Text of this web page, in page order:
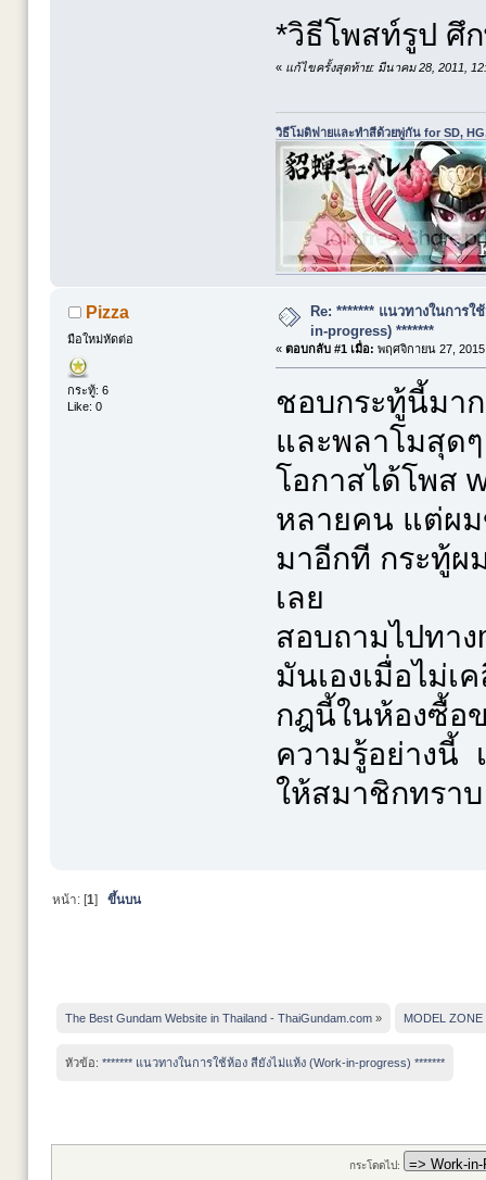
*วิธีโพสท์รูป ศึ
« แก้ไขครั้งสุดท้าย: มีนาคม 28, 2011,
วิธีโมดิฟายและทำสีด้วยพู่กัน for SD,
Pizza
มือใหม่หัดต่อ
กระทู้: 6
Like: 0
Re: ******* แนวทางในการใ
in-progress) *******
« ตอบกลับ #1 เมื่อ: พฤศจิกายน 27,
ชอบกระทู้นี้มา
และพลาโมสุด
โอกาสได้โพส
หลายคน แต่ผ
มาอีกที กระทู้ผ
เลย
สอบถามไปทา
มันเองเมื่อไม่
กฎนี้ในห้องซื้อ
ความรู้อย่างนี้
ให้สมาชิกทรา
หน้า: [1] ขึ้นบน
The Best Gundam Website in Thailand - ThaiGundam.com » MODEL ZONE
หัวข้อ: ******* แนวทางในการใช้ห้อง สียังไม่แห้ง (Work-in-progress) *******
กระโดดไป: